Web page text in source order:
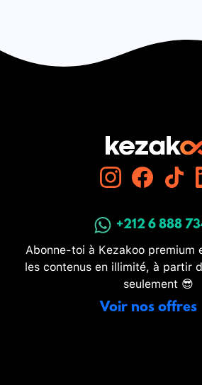
+212 6 888
Abonne-toi à Kezakoo
les contenus en illimité, à partir
seulement 😎
Voir nos offres